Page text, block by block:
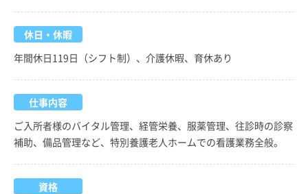
休日・休暇
年間休日119日（シフト制）、介護休暇、育休あり
仕事内容
ご入所者様のバイタル管理、経管栄養、服薬管理、往診時の診察
補助、備品管理など、特別養護老人ホームでの看護業務全般。
資格